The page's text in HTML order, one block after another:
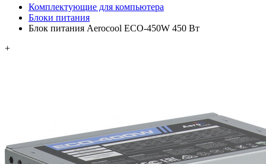
Комплектующие для компьютера
Блоки питания
Блок питания Aerocool ECO-450W 450 Вт
+